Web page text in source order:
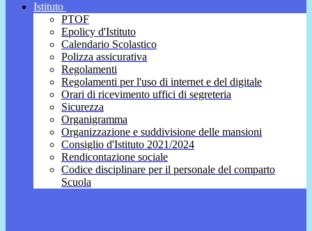
Istituto
PTOF
Epolicy d'Istituto
Calendario Scolastico
Polizza assicurativa
Regolamenti
Regolamenti per l'uso di internet e del digitale
Orari di ricevimento uffici di segreteria
Sicurezza
Organigramma
Organizzazione e suddivisione delle mansioni
Consiglio d'Istituto 2021/2024
Rendicontazione sociale
Codice disciplinare per il personale del comparto
Scuola